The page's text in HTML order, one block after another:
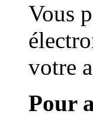
Vous
votre
Pour